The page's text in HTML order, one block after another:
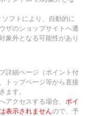
フトにより、自動的に
ザのショップサイトへ遷
象外となる可能性があり
詳細ページ（ポイント付
トップページ等から直接
ます。
アクセスする場合、 ポイ
表示されませんので、予